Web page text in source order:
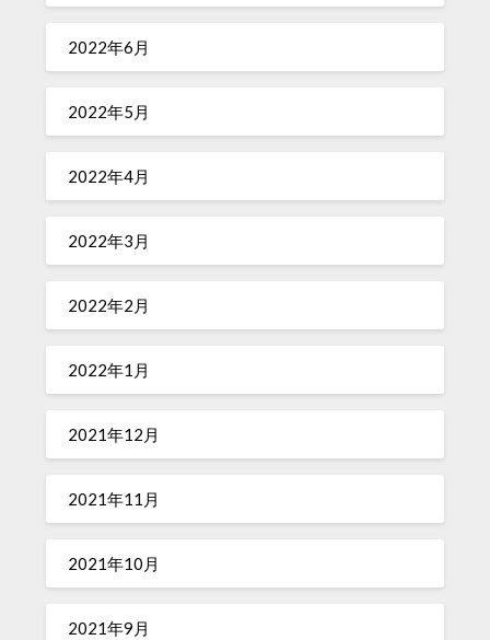
2022年6月
2022年5月
2022年4月
2022年3月
2022年2月
2022年1月
2021年12月
2021年11月
2021年10月
2021年9月